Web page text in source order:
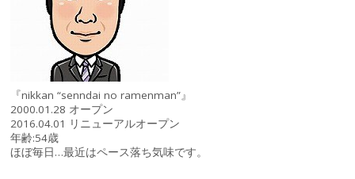
『nikkan “senndai no ramenman”』
2000.01.28 オープン
2016.04.01 リニューアルオープン
年齢:54歳
ほぼ毎日…最近はペース落ち気味です。